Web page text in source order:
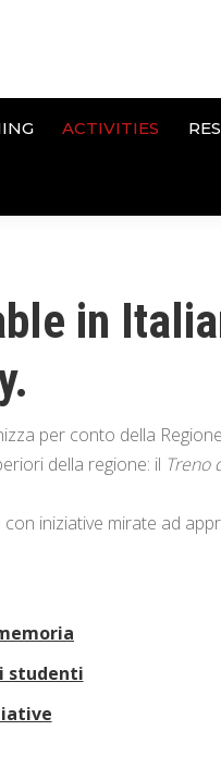
ACTIVITIES
in
per conto della
della regione: il Treno
iniziative mirate ad
studenti